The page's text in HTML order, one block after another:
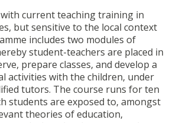
current teaching training in
but sensitive to the local context
includes two modules of
student-teachers are placed in
prepare classes, and develop a
activities with the children, under
tutors. The course runs for ten
students are exposed to, amongst
theories of education,